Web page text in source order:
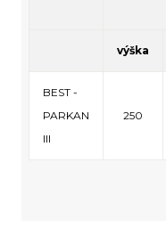
výška
BEST -
PARKAN
III
250